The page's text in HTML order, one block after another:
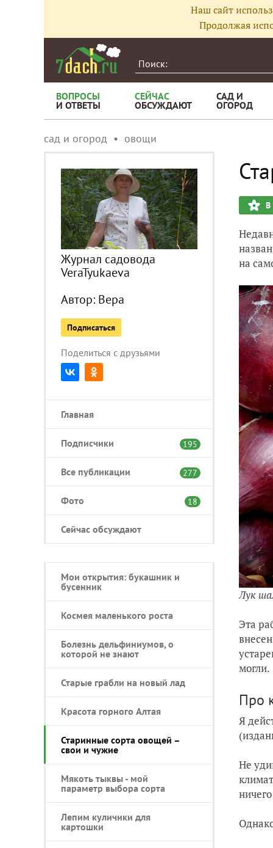
Наш сайт
Продолжая
ВОПРОСЫ
И ОТВЕТЫ
СЕЙЧАС
ОБСУЖДАЮТ
САД И
ОГОРОД
сад и огород овощи
Журнал садовода
VeraTyukaeva
Автор: Вера
Подписаться
Поделиться с друзьями
Главная
Подписчики 195
Все публикации 277
Фото 18
Сейчас обсуждают
Мои открытия: букашник и
бусенник
Космея маленького роста
Болезнь дельфиниумов, о
которой не знают
Старые грабли на новый лад
Красота горного Алтая
Старинные сорта овощей –
свои и чужие
Мякоть тыквы - мой
параметр выбора сорта
Лепим куличики для
картошки
В
на
Лук
Эта
могли.
Про
Я
Не